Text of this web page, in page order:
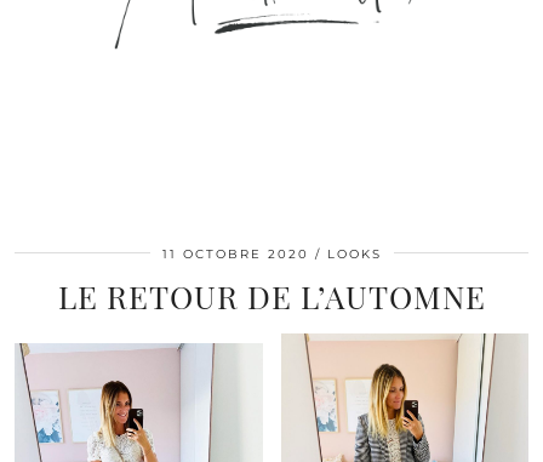
11 OCTOBRE 2020 LOOKS
LE RETOUR DE L’AUTOMNE